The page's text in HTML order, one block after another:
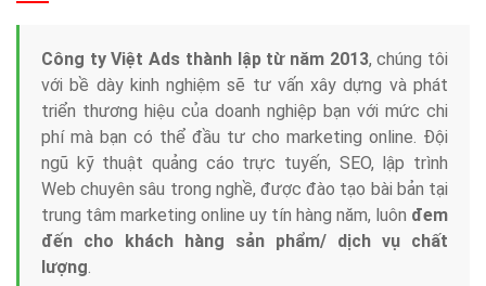
Công ty Việt Ads thành lập từ năm 2013, chúng tôi
với bề dày kinh nghiệm sẽ tư vấn xây dựng và phát
triển thương hiệu của doanh nghiệp bạn với mức chi
phí mà bạn có thể đầu tư cho marketing online. Đội
ngũ kỹ thuật quảng cáo trực tuyến, SEO, lập trình
Web chuyên sâu trong nghề, được đào tạo bài bản tại
trung tâm marketing online uy tín hàng năm, luôn đem
đến cho khách hàng sản phẩm/ dịch vụ chất
lượng.